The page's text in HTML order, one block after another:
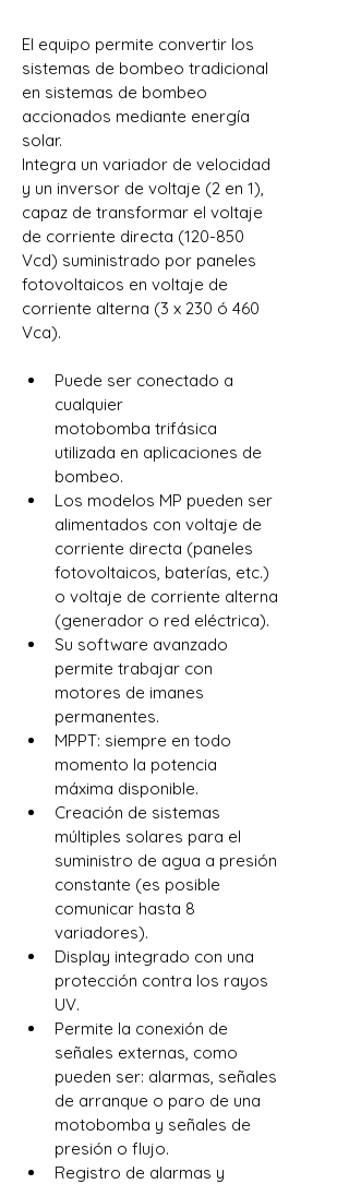
El equipo permite convertir los
sistemas de bombeo tradicional
en sistemas de bombeo
accionados mediante energía
solar.
Integra un variador de velocidad
y un inversor de voltaje (2 en 1),
capaz de transformar el voltaje
de corriente directa (120-850
Vcd) suministrado por paneles
fotovoltaicos en voltaje de
corriente alterna (3 x 230 ó 460
Vca).
Puede ser conectado a
cualquier
motobomba trifásica
utilizada en aplicaciones de
bombeo.
Los modelos MP pueden ser
alimentados con voltaje de
corriente directa (paneles
fotovoltaicos, baterías, etc.)
o voltaje de corriente alterna
(generador o red eléctrica).
Su software avanzado
permite trabajar con
motores de imanes
permanentes.
MPPT: siempre en todo
momento la potencia
máxima disponible.
Creación de sistemas
múltiples solares para el
suministro de agua a presión
constante (es posible
comunicar hasta 8
variadores).
Display integrado con una
protección contra los rayos
UV.
Permite la conexión de
señales externas, como
pueden ser: alarmas, señales
de arranque o paro de una
motobomba y señales de
presión o flujo.
Registro de alarmas y